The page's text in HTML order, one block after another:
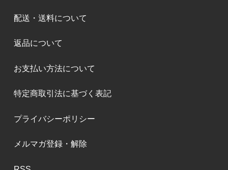
配送・送料について
返品について
お支払い方法について
特定商取引法に基づく表記
プライバシーポリシー
メルマガ登録・解除